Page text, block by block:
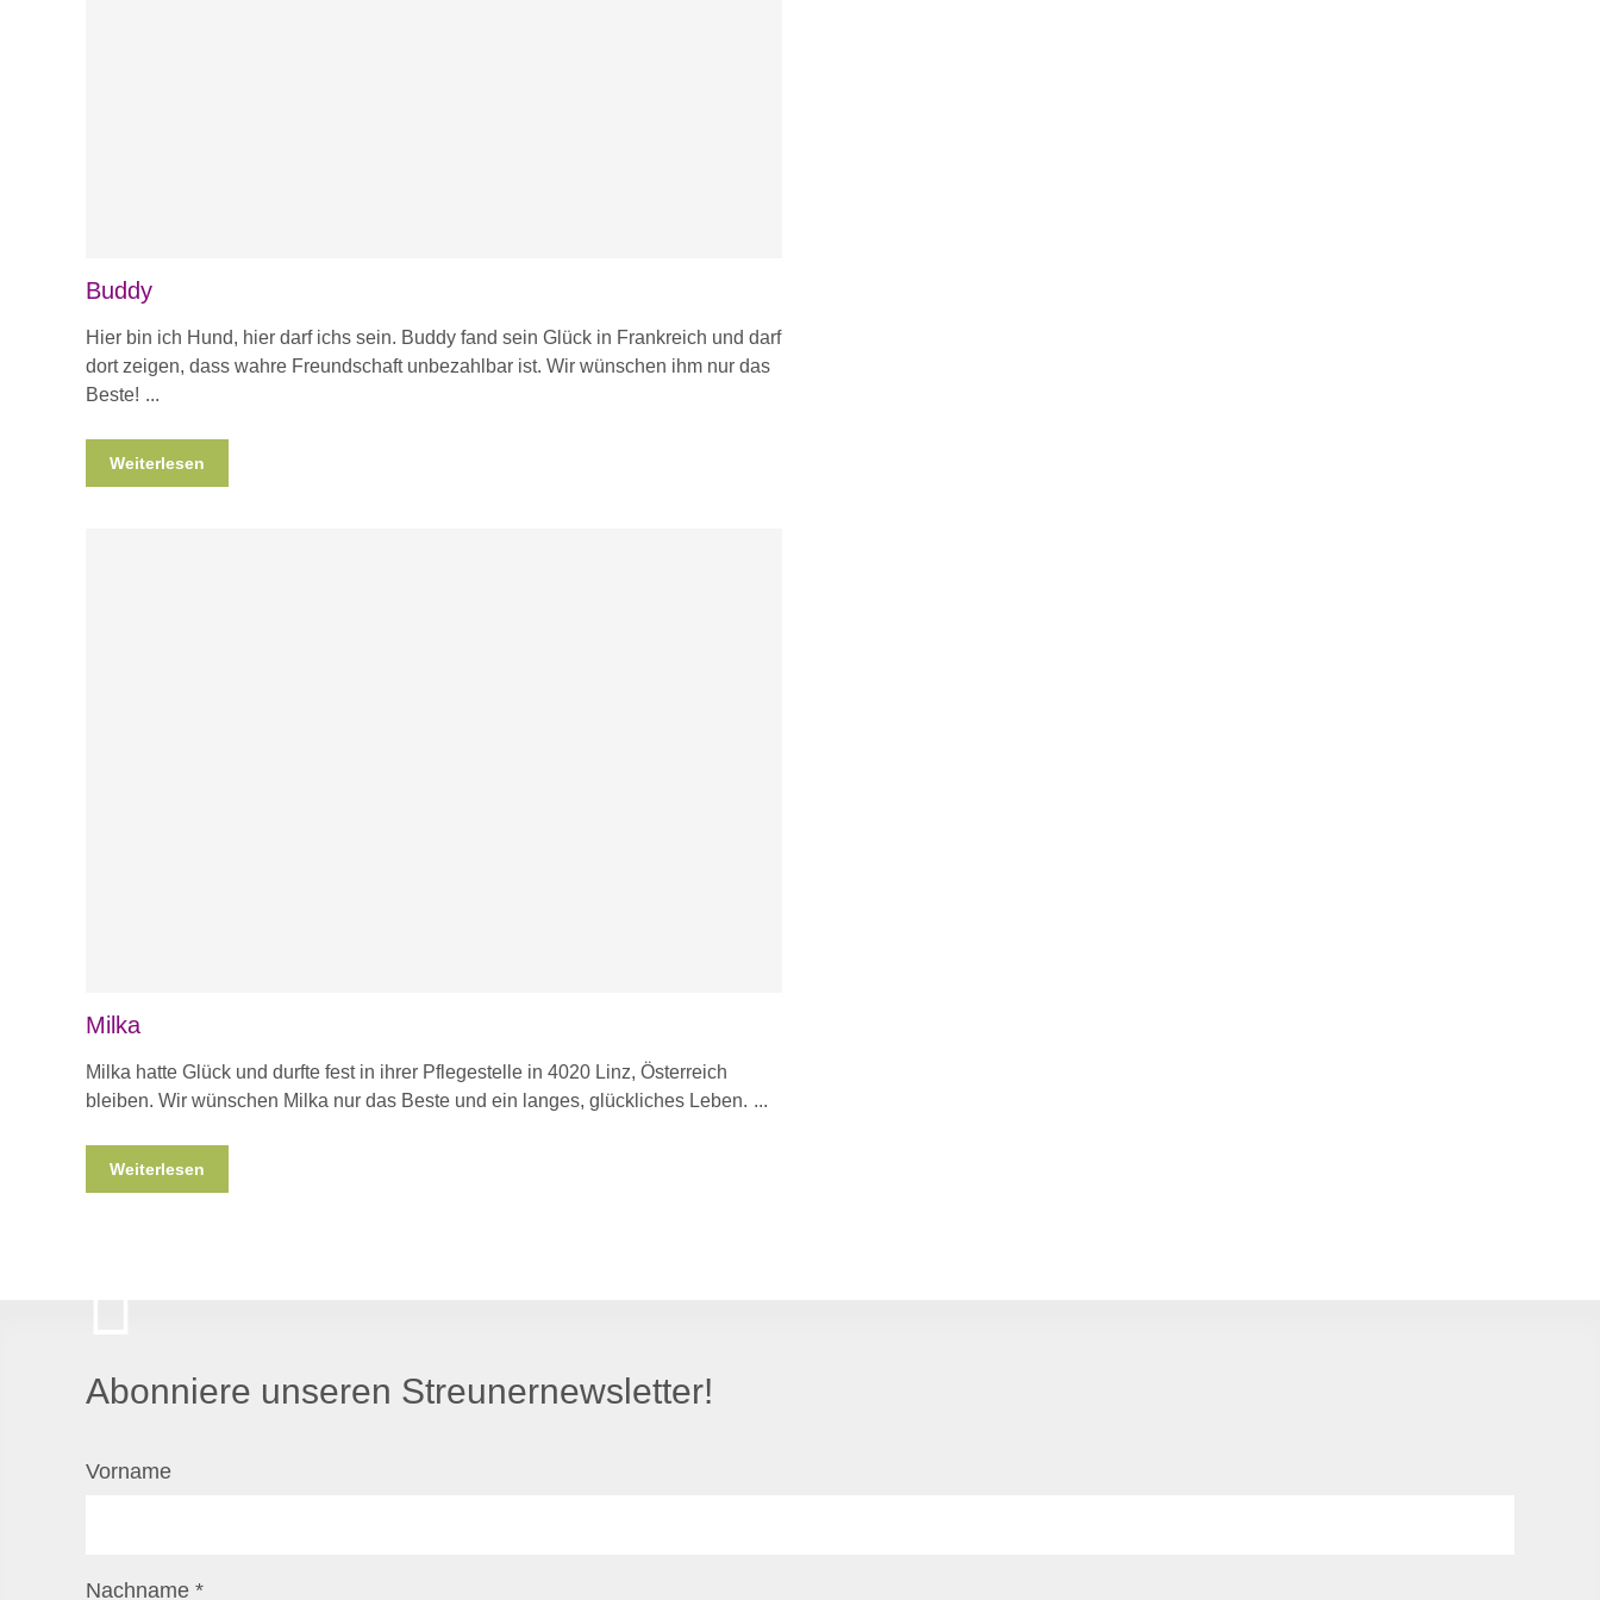
Buddy
Hier bin ich Hund, hier darf ichs sein. Buddy fand sein Glück in Frankreich und darf
dort zeigen, dass wahre Freundschaft unbezahlbar ist. Wir wünschen ihm nur das
Beste!
Weiterlesen
Milka
Milka hatte Glück und durfte fest in ihrer Pflegestelle in 4020 Linz, Österreich
bleiben. Wir wünschen Milka nur das Beste und ein langes, glückliches Leben.
Weiterlesen
Abonniere unseren Streunernewsletter!
Vorname
Nachname *